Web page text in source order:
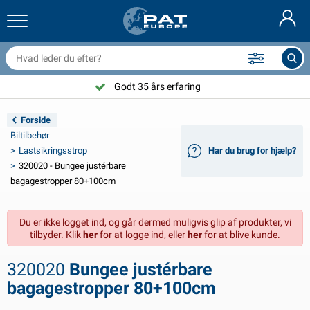
& tilbehør
udstyr til trailer
Belysning
Belysning Aspöck
Belysning Radex
belysning for tilhengere
panel
indvendig
& solprodukter
& 24V tilbehør
og topbetræk
& autocamper udvendig
& bobil invendig
til gas
tilbehør
tilbehør
og beslag
og sjækler
og vedligeholdelse
covers og tilbehør
Brandslukker & brandtæpper
produkter
Nederlands
Deutsch
English
Français
Norsk
Suomalainen
Godt 35 års erfaring
Forside
Biltilbehør
Lastsikringsstrop
320020 - Bungee justérbare
bagagestropper 80+100cm
Har du brug for hjælp?
Du er ikke logget ind, og går dermed muligvis glip af produkter, vi
tilbyder. Klikherfor at logge ind, ellerherfor at blive kunde.
320020 Bungee justérbare
bagagestropper 80+100cm